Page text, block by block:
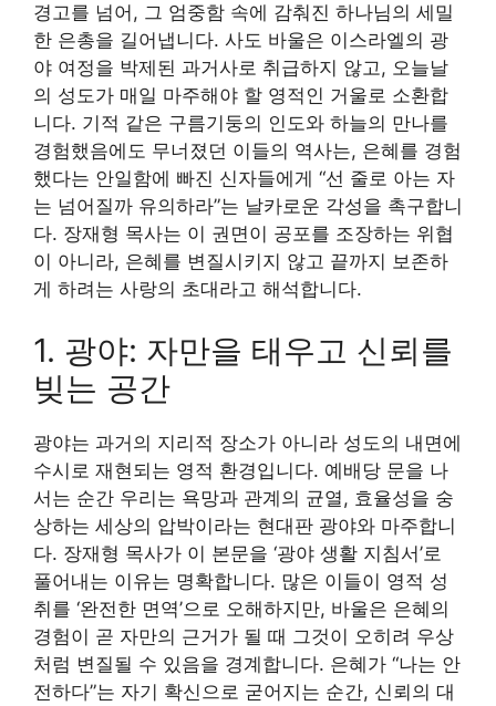
경고를 넘어, 그 엄중함 속에 감춰진 하나님의 세밀
한 은총을 길어냅니다. 사도 바울은 이스라엘의 광
야 여정을 박제된 과거사로 취급하지 않고, 오늘날
의 성도가 매일 마주해야 할 영적인 거울로 소환합
니다. 기적 같은 구름기둥의 인도와 하늘의 만나를
경험했음에도 무너졌던 이들의 역사는, 은혜를 경험
했다는 안일함에 빠진 신자들에게 “선 줄로 아는 자
는 넘어질까 유의하라”는 날카로운 각성을 촉구합니
다. 장재형 목사는 이 권면이 공포를 조장하는 위협
이 아니라, 은혜를 변질시키지 않고 끝까지 보존하
게 하려는 사랑의 초대라고 해석합니다.
1. 광야: 자만을 태우고 신뢰를
빚는 공간
광야는 과거의 지리적 장소가 아니라 성도의 내면에
수시로 재현되는 영적 환경입니다. 예배당 문을 나
서는 순간 우리는 욕망과 관계의 균열, 효율성을 숭
상하는 세상의 압박이라는 현대판 광야와 마주합니
다. 장재형 목사가 이 본문을 ‘광야 생활 지침서’로
풀어내는 이유는 명확합니다. 많은 이들이 영적 성
취를 ‘완전한 면역’으로 오해하지만, 바울은 은혜의
경험이 곧 자만의 근거가 될 때 그것이 오히려 우상
처럼 변질될 수 있음을 경계합니다. 은혜가 “나는 안
전하다”는 자기 확신으로 굳어지는 순간, 신뢰의 대